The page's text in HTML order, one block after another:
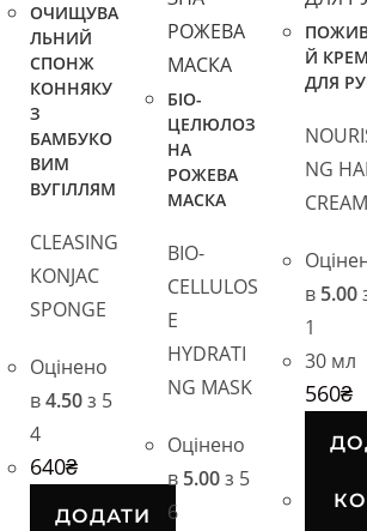
ОЧИЩУВА
ЛЬНИЙ
СПОНЖ
КОННЯКУ
З
БАМБУКО
ВИМ
ВУГІЛЛЯМ
CLEASING
KONJAC
SPONGE
Оцінено
в4.50з 5
4
640₴
ДОДАТИ
БІО-
ЦЕЛЮЛОЗ
НА
РОЖЕВА
МАСКА
BIO-
CELLULOS
E
HYDRATI
NG MASK
Оцінено
в 5.00з 5
6
Й КРЕМ
ДЛЯ
NG
CREAM
в 5.00
1
30 мл
560₴